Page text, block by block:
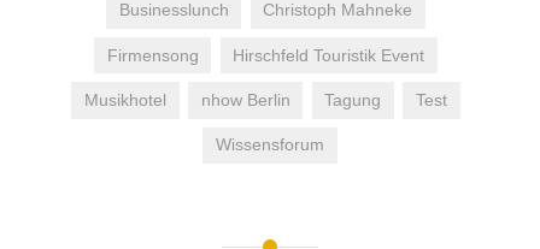
Businesslunch Christoph Mahneke
Firmensong Hirschfeld Touristik Event
Musikhotel nhow Berlin Tagung Test
Wissensforum